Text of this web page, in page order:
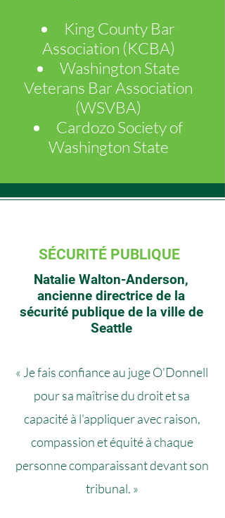
King County Bar
Association (KCBA)
​Washington State
Veterans Bar Association
(WSVBA)
Cardozo Society of
Washington State
SÉCURITÉ PUBLIQUE
Natalie Walton-Anderson,
ancienne directrice de la
sécurité publique de la ville de
Seattle
« Je fais confiance au juge O'Donnell
pour sa maîtrise du droit et sa
capacité à l'appliquer avec raison,
compassion et équité à chaque
personne comparaissant devant son
tribunal. »